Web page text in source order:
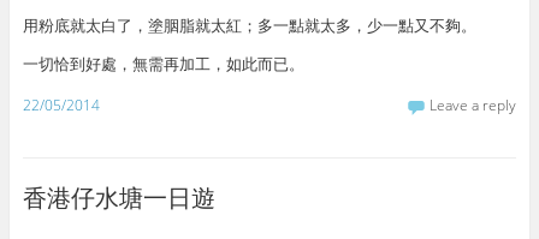
用粉底就太白了，塗胭脂就太紅；多一點就太多，少一點又不夠。
一切恰到好處，無需再加工，如此而已。
22/05/2014 Leave a reply
香港仔水塘一日遊